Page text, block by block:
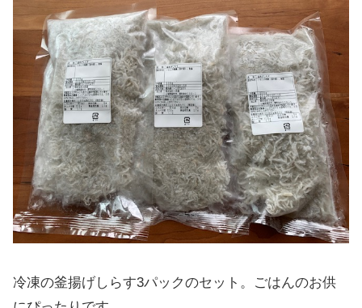
冷凍の釜揚げしらす3パックのセット。ごはんのお供